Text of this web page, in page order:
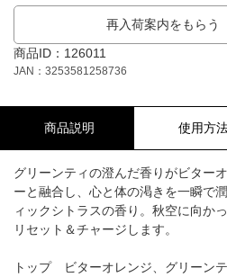
再入荷案内をもらう
商品ID：126011
JAN：3253581258736
商品説明 使用方
グリーンティの澄んだ香りがビター
ーと融合し、心と体の渇きを一瞬で
ィックシトラスの香り。秋空に向か
リセット＆チャージします。
トップ ビターオレンジ、グリーン